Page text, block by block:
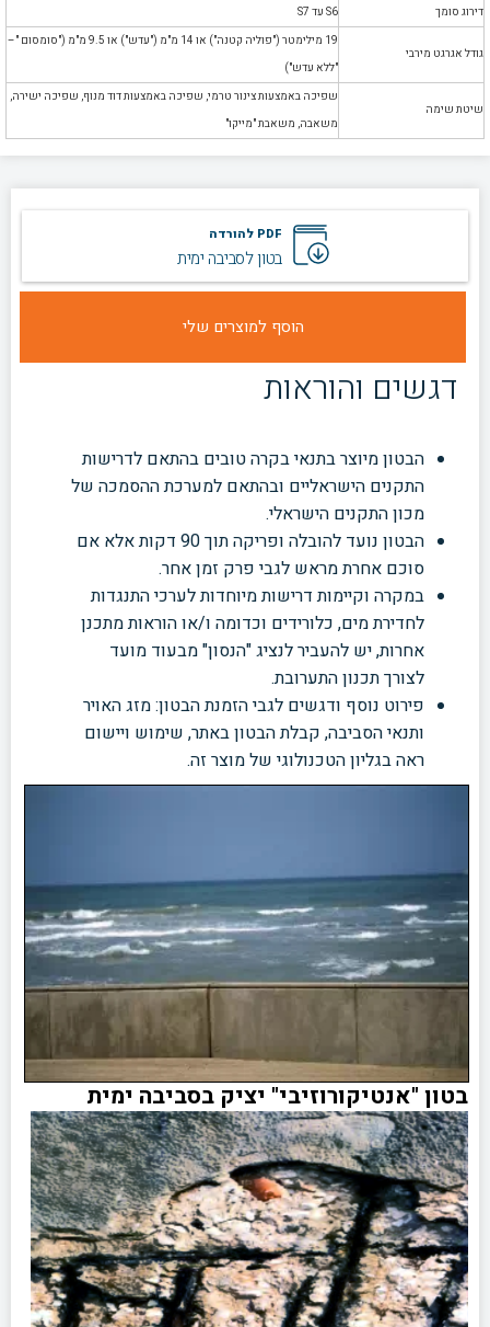
דירוג סומך S6 עד S7
גודל אגרגט מירבי
19 מילימטר ("פוליה קטנה") או 14 מ"מ ("עדש") או 9.5 מ"מ ("סומסום "–
"ללא עדש")
שיטת שימה
שפיכה באמצעות צינור טרמי, שפיכה באמצעות דוד מנוף, שפיכה ישירה,
משאבה, משאבת "מייקו"
PDF להורדה
בטון לסביבה ימית
דגשים והוראות
הבטון מיוצר בתנאי בקרה טובים בהתאם לדרישות
התקנים הישראליים ובהתאם למערכת ההסמכה של
מכון התקנים הישראלי.
הבטון נועד להובלה ופריקה תוך 90 דקות אלא אם
סוכם אחרת מראש לגבי פרק זמן אחר.
במקרה וקיימות דרישות מיוחדות לערכי התנגדות
לחדירת מים, כלורידים וכדומה ו/או הוראות מתכנן
אחרות, יש להעביר לנציג "הנסון" מבעוד מועד
לצורך תכנון התערובת.
פירוט נוסף ודגשים לגבי הזמנת הבטון: מזג האויר
ותנאי הסביבה, קבלת הבטון באתר, שימוש ויישום
ראה בגליון הטכנולוגי של מוצר זה.
בטון "אנטיקורוזיבי" יציק בסביבה ימית